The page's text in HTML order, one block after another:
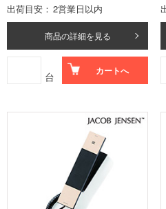
出荷目安
2営業日以内
商品の詳細を見る
台 カートへ